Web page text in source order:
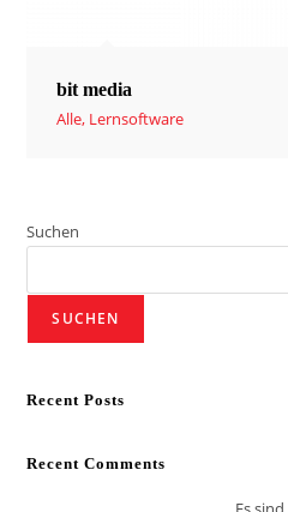
bit media
Alle, Lernsoftware
Suchen
SUCHEN
Recent Posts
Recent Comments